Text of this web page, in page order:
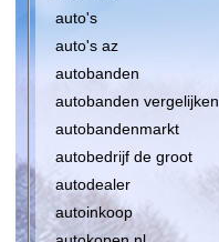
auto's
auto's az
autobanden
autobanden vergelijken
autobandenmarkt
autobedrijf de groot
autodealer
autoinkoop